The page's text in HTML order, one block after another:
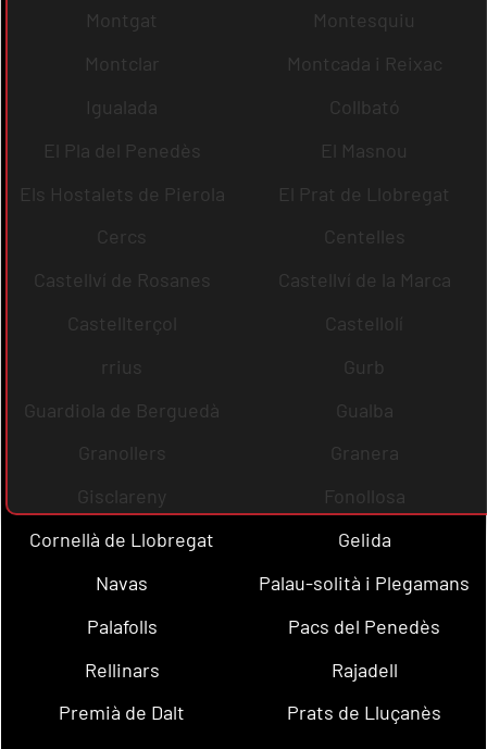
Montgat
Montesquiu
Montclar
Montcada i Reixac
Igualada
Collbató
El Pla del Penedès
El Masnou
Els Hostalets de Pierola
El Prat de Llobregat
Cercs
Centelles
Castellví de Rosanes
Castellví de la Marca
Castellterçol
Castellolí
rrius
Gurb
Guardiola de Berguedà
Gualba
Granollers
Granera
Gisclareny
Fonollosa
Cornellà de Llobregat
Gelida
Navas
Palau-solità i Plegamans
Palafolls
Pacs del Penedès
Rellinars
Rajadell
Premià de Dalt
Prats de Lluçanès